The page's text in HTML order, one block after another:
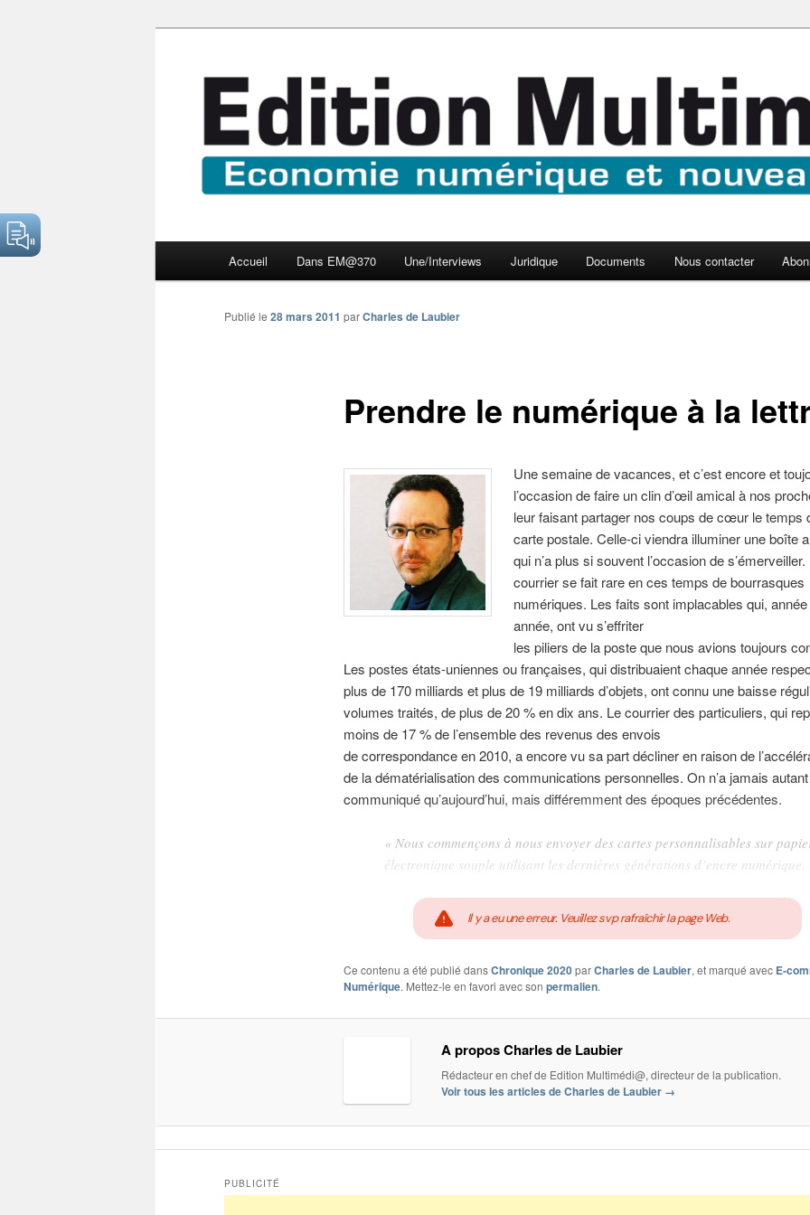
Edition Multimédi@
Accueil Dans EM@370 Une/Interviews Juridique Documents Nous contacter
Prendre le numérique à la
Publié le 28 mars 2011 parCharles de Laubier
Une semaine de vacances, et c’est encore et
l’occasion de faire un clin d’œil amical à nos
leur faisant partager nos coups de cœur le temps
carte postale. Celle-ci viendra illuminer une boîte
qui n’a plus si souvent l’occasion de s’émerveiller.
courrier se fait rare en ces temps de bourrasques
numériques. Les faits sont implacables qui,
année, ont vu s’effriter
les piliers de la poste que nous avions toujours
Les postes états-uniennes ou françaises, qui distribuaient chaque année
plus de 170 milliards et plus de 19 milliards d’objets, ont connu une baisse
volumes traités, de plus de 20 % en dix ans. Le courrier des particuliers, qui
moins de 17 % de l’ensemble des revenus des envois
de correspondance en 2010, a encore vu sa part décliner en raison de
de la dématérialisation des communications personnelles. On n’a jamais autant
communiqué qu’aujourd’hui, mais différemment des époques précédentes.
« Nous commençons à nous envoyer des cartes personnalisables sur
électronique souple utilisant les dernières générations d’encre numérique.
Il y a eu une erreur. Veuillez svp rafraîchir la page Web.
Ce contenu a été publié dansChronique 2020parCharles de Laubier, et marqué avec E-
Numérique. Mettez-le en favori avec son permalien.
A propos Charles de Laubier
Rédacteur en chef de Edition Multimédi@, directeur de la publication.
Voir tous les articles de Charles de Laubier →
PUBLICITÉ